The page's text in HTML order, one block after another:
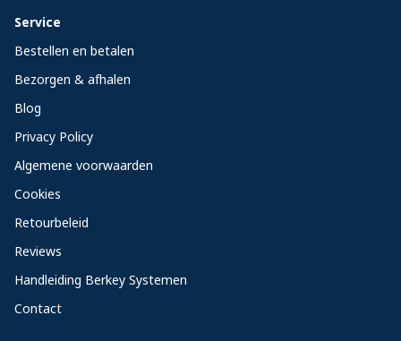
Service
Bestellen en betalen
Bezorgen & afhalen
Blog
Privacy Policy
Algemene voorwaarden
Cookies
Retourbeleid
Reviews
Handleiding Berkey Systemen
Contact